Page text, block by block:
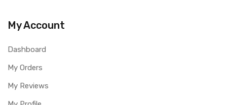
My Account
Dashboard
My Orders
My Reviews